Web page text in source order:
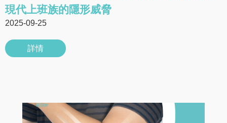
現代上班族的隱形威脅
2025-09-25
詳情